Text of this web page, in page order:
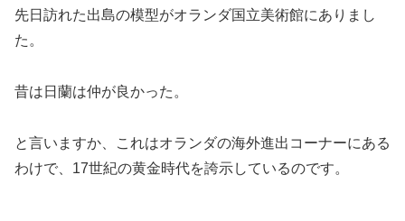
先日訪れた出島の模型がオランダ国立美術館にありまし
た。
昔は日蘭は仲が良かった。
と言いますか、これはオランダの海外進出コーナーにある
わけで、17世紀の黄金時代を誇示しているのです。